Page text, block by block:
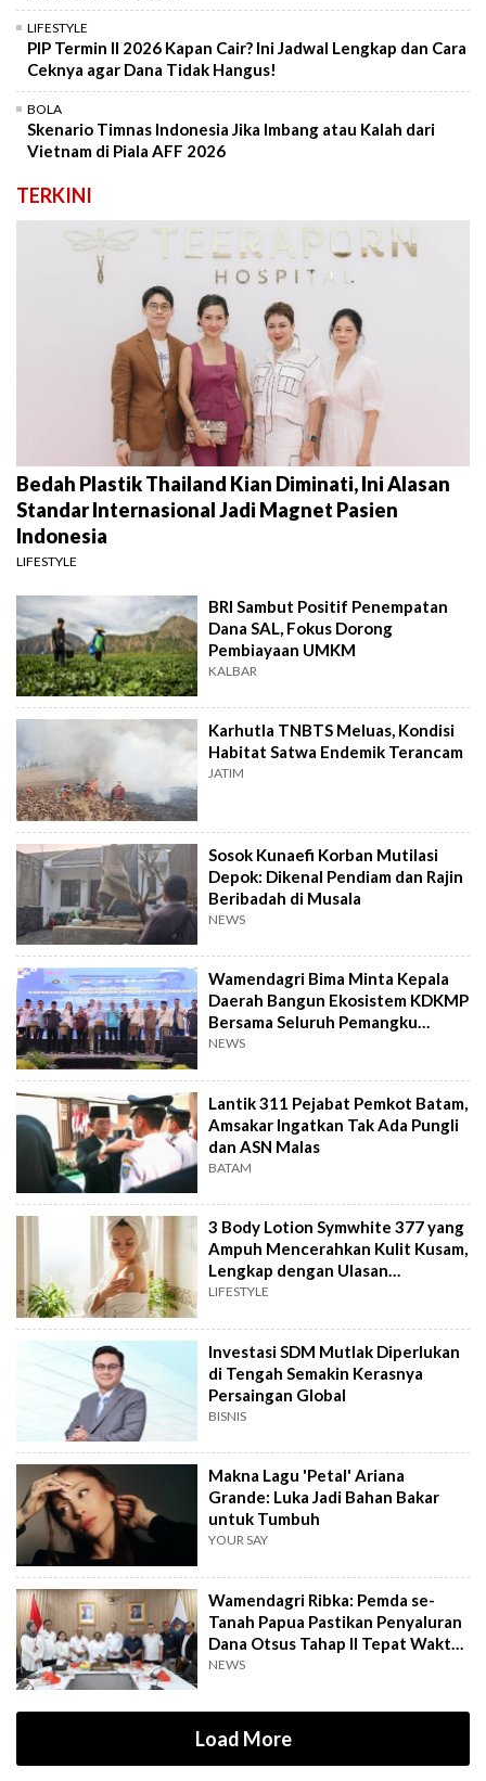
LIFESTYLE
PIP Termin II 2026 Kapan Cair? Ini Jadwal Lengkap dan Cara
Ceknya agar Dana Tidak Hangus!
BOLA
Skenario Timnas Indonesia Jika Imbang atau Kalah dari
Vietnam di Piala AFF 2026
TERKINI
Bedah Plastik Thailand Kian Diminati, Ini Alasan
Standar Internasional Jadi Magnet Pasien
Indonesia
LIFESTYLE
BRI Sambut Positif Penempatan
Dana SAL, Fokus Dorong
Pembiayaan UMKM
KALBAR
Karhutla TNBTS Meluas, Kondisi
Habitat Satwa Endemik Terancam
JATIM
Sosok Kunaefi Korban Mutilasi
Depok: Dikenal Pendiam dan Rajin
Beribadah di Musala
NEWS
Wamendagri Bima Minta Kepala
Daerah Bangun Ekosistem KDKMP
Bersama Seluruh Pemangku
Kepentingan
NEWS
Lantik 311 Pejabat Pemkot Batam,
Amsakar Ingatkan Tak Ada Pungli
dan ASN Malas
BATAM
3 Body Lotion Symwhite 377 yang
Ampuh Mencerahkan Kulit Kusam,
Lengkap dengan Ulasan
Pengguna!
LIFESTYLE
Investasi SDM Mutlak Diperlukan
di Tengah Semakin Kerasnya
Persaingan Global
BISNIS
Makna Lagu 'Petal' Ariana
Grande: Luka Jadi Bahan Bakar
untuk Tumbuh
YOUR SAY
Wamendagri Ribka: Pemda se-
Tanah Papua Pastikan Penyaluran
Dana Otsus Tahap II Tepat Waktu
& Sasaran
NEWS
Load More